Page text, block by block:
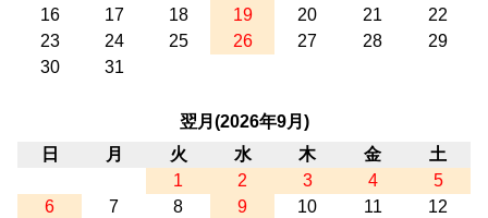
16
17 18 19 20 21
22
23
24 25 26 27 28
29
30
31
翌月(2026年9月)
日
月 火 水 木 金
土
1
2 3 4
5
6
7 8 9 10 11
12